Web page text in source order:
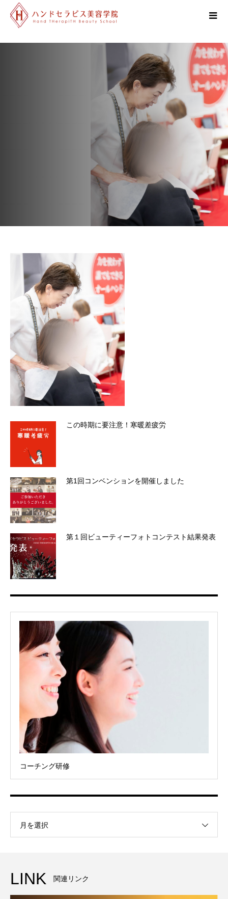
この時期に要注意！寒暖差疲労
第1回コンベンションを開催しました
第１回ビューティーフォトコンテスト結果発表
コーチング研修
月を選択
LINK 関連リンク